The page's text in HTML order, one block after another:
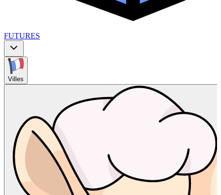
FUTURES
Villes